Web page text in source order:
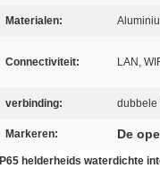
Materialen:
Connectiviteit: LAN,
verbinding: dubbele
Markeren: De
IP65 helderheids waterdichte